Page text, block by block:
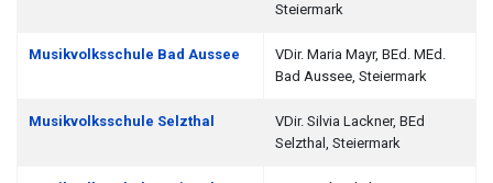
Steiermark
Musikvolksschule Bad Aussee
VDir. Maria Mayr, BEd. MEd.
Bad Aussee, Steiermark
Musikvolksschule Selzthal
VDir. Silvia Lackner, BEd
Selzthal, Steiermark